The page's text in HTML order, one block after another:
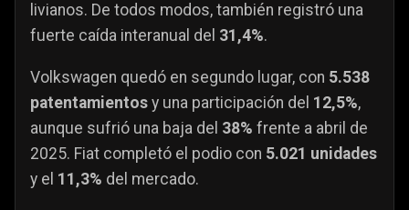
livianos. De todos modos, también registró una
fuerte caída interanual del 31,4%.
Volkswagen quedó en segundo lugar, con 5.538
patentamientos y una participación del 12,5%,
aunque sufrió una baja del 38% frente a abril de
2025. Fiat completó el podio con 5.021 unidades
y el 11,3% del mercado.